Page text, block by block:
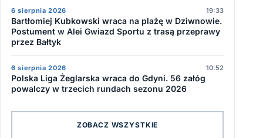
6 sierpnia 2026 19:33
Bartłomiej Kubkowski wraca na plażę w Dziwnowie.
Postument w Alei Gwiazd Sportu z trasą przeprawy
przez Bałtyk
6 sierpnia 2026 10:52
Polska Liga Żeglarska wraca do Gdyni. 56 załóg
powalczy w trzecich rundach sezonu 2026
ZOBACZ WSZYSTKIE